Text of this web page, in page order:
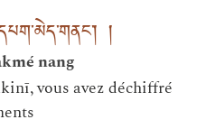
།
nang
vous avez déchiffré